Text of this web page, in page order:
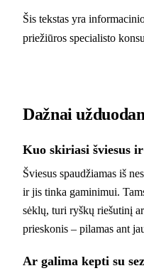
Šis tekstas yra
priežiūros specialisto
Dažnai
Kuo skiriasi šviesus
Šviesus spaudžiamas iš
ir jis tinka gaminimui.
sėklų, turi ryškų riešutinį
prieskonis – pilamas ant
Ar galima kepti su